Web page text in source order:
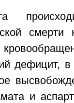
смерти
дефицит, в
и